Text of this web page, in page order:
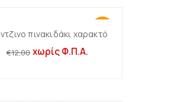
Προσθήκη στο καλάθι
πινακιδάκι χαρακτό
€12,00 χωρίς Φ.Π.Α.